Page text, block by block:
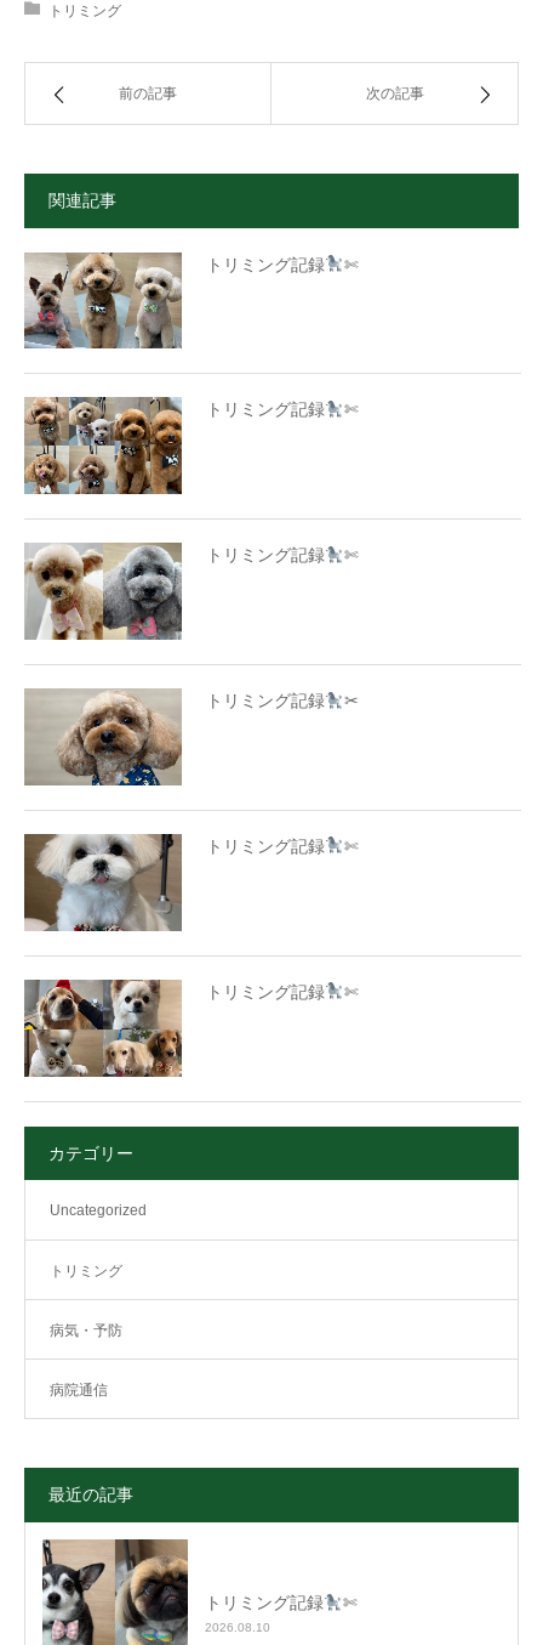
トリミング
前の記事 次の記事
関連記事
トリミング記録 ✄
トリミング記録 ✄
トリミング記録 ✄
トリミング記録 ✂
トリミング記録 ✄
トリミング記録 ✄
カテゴリー
Uncategorized
トリミング
病気・予防
病院通信
最近の記事
トリミング記録 ✄
2026.08.10